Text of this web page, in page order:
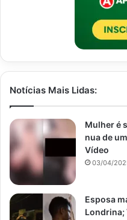
Notícias Mais Lidas:
Mulher é
nua de
Vídeo
03/04/
Esposa
Londrina;